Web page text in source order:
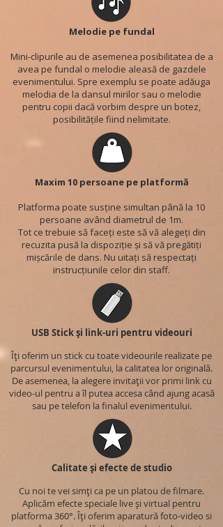
Melodie pe fundal
Mini-clipurile au de asemenea posibilitatea de a
avea pe fundal o melodie aleasă de gazdele
evenimentului. Spre exemplu se poate adăuga
melodia de la dansul mirilor sau o melodie
pentru copii dacă vorbim despre un botez,
posibilitățile fiind nelimitate.
Maxim 10 persoane pe platformă
Platforma poate susține simultan până la 10
persoane având diametrul de 1m.
Tot ce trebuie să faceți este să vă alegeți din
recuzita pusă la dispoziție și să vă pregătiți
mișcările de dans. Nu uitați să respectați
instrucțiunile celor din staff.
USB Stick și link-uri pentru videouri
Îți oferim un stick cu toate videourile realizate pe
parcursul evenimentului, la calitatea lor originală.
De asemenea, la alegere invitații vor primi link cu
video-ul pentru a îl putea accesa când ajung acasă
sau pe telefon la finalul evenimentului.
Calitate și efecte de studio
Cu noi te vei simți ca pe un platou de filmare.
Aplicăm efecte speciale live și virtual pentru
platforma 360°. Îți oferim aparatură foto-video si